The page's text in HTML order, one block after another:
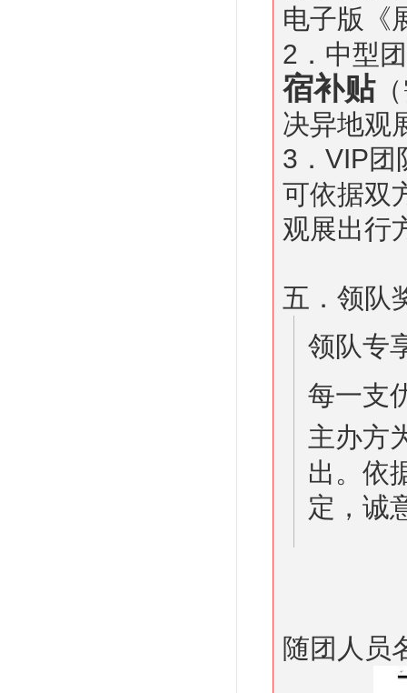
电子版《
2．中型
宿补贴
决异地观
3．VIP团
可依据双
观展出行
五．领队
领队专
每一支
主办方
出。依
定，诚
随团人员